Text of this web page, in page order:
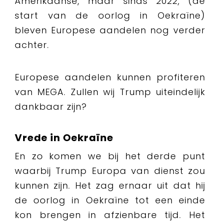
start van de oorlog in Oekraïne)
bleven Europese aandelen nog verder
achter.
Europese aandelen kunnen profiteren
van MEGA. Zullen wij Trump uiteindelijk
dankbaar zijn?
Vrede in Oekraïne
En zo komen we bij het derde punt
waarbij Trump Europa van dienst zou
kunnen zijn. Het zag ernaar uit dat hij
de oorlog in Oekraïne tot een einde
kon brengen in afzienbare tijd. Het